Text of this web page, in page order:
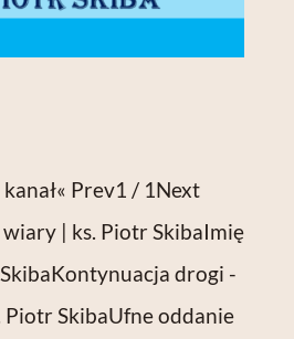
Prev1 / 1Next
| ks. Piotr SkibaImię
drogi -
Piotr SkibaUfne oddanie